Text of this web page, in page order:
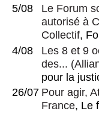
5/08
Le Forum
autorisé à
Collectif,
4/08
Les 8 et 9
des... (
pour la
26/07 Pour agir,
France, Le